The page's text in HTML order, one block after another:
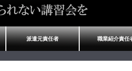
派遣元責任者 職業紹介責任